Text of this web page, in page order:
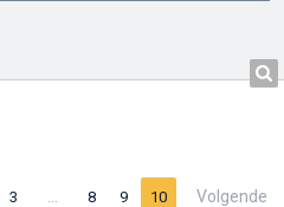
3 8 9 10 Volgende